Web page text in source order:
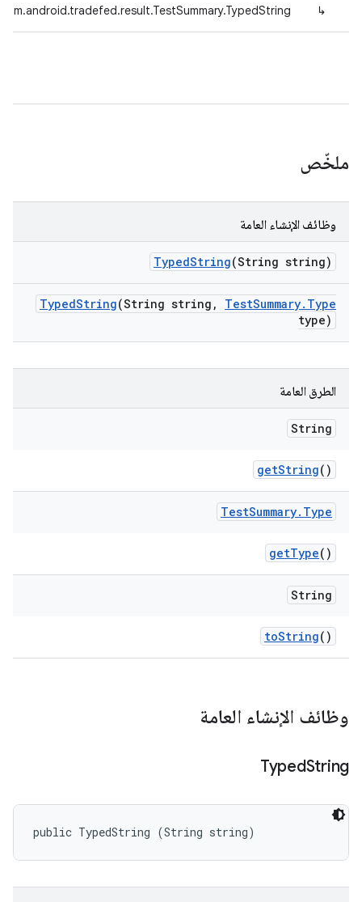
↳
com.android.tradefed.result.TestSummary.TypedString
ملخّص
وظائف الإنشاء العامة
TypedString(String string)
TypedString(String string , TestSummary. Type
type)
الطرق العامة
String
getString()
TestSummary. Type
getType()
String
toString()
وظائف الإنشاء العامة
TypedString
public TypedString (String string)